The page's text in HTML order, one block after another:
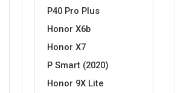
P40 Pro Plus
Honor X6b
Honor X7
P Smart (2020)
Honor 9X Lite
Quotes Collection